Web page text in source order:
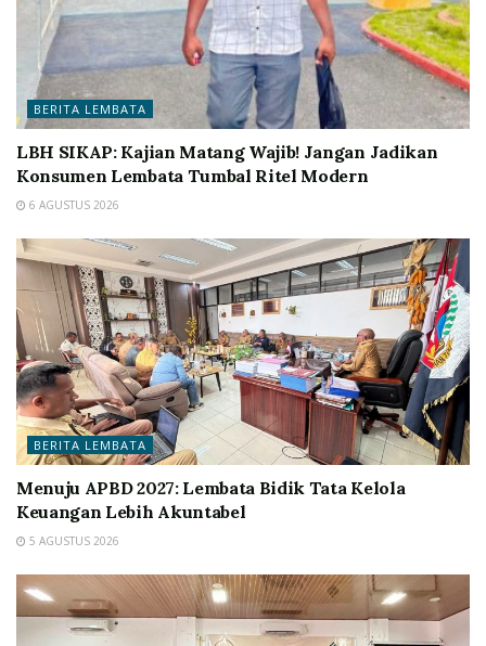
BERITA LEMBATA
LBH SIKAP: Kajian Matang Wajib! Jangan Jadikan
Konsumen Lembata Tumbal Ritel Modern
6 AGUSTUS 2026
BERITA LEMBATA
Menuju APBD 2027: Lembata Bidik Tata Kelola
Keuangan Lebih Akuntabel
5 AGUSTUS 2026